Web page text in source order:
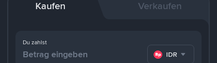
Kaufen Verkaufen
Du zahlst
IDR